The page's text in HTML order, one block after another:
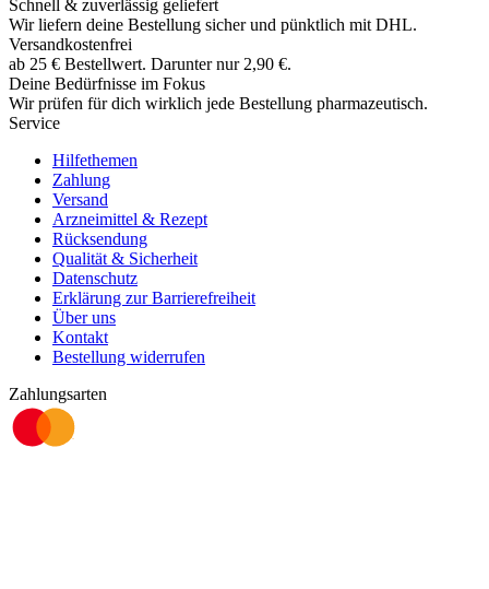
Schnell & zuverlässig geliefert
Wir liefern deine Bestellung sicher und pünktlich mit DHL.
Versandkostenfrei
ab 25 € Bestellwert. Darunter nur 2,90 €.
Deine Bedürfnisse im Fokus
Wir prüfen für dich wirklich jede Bestellung pharmazeutisch.
Service
Hilfethemen
Zahlung
Versand
Arzneimittel & Rezept
Rücksendung
Qualität & Sicherheit
Datenschutz
Erklärung zur Barrierefreiheit
Über uns
Kontakt
Bestellung widerrufen
Zahlungsarten